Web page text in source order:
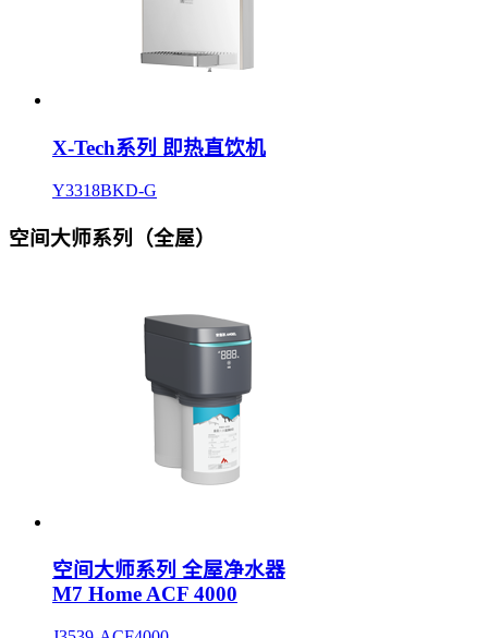
X-Tech系列 即热直饮机
Y3318BKD-G
空间大师系列（全屋）
空间大师系列 全屋净水器
M7 Home ACF 4000